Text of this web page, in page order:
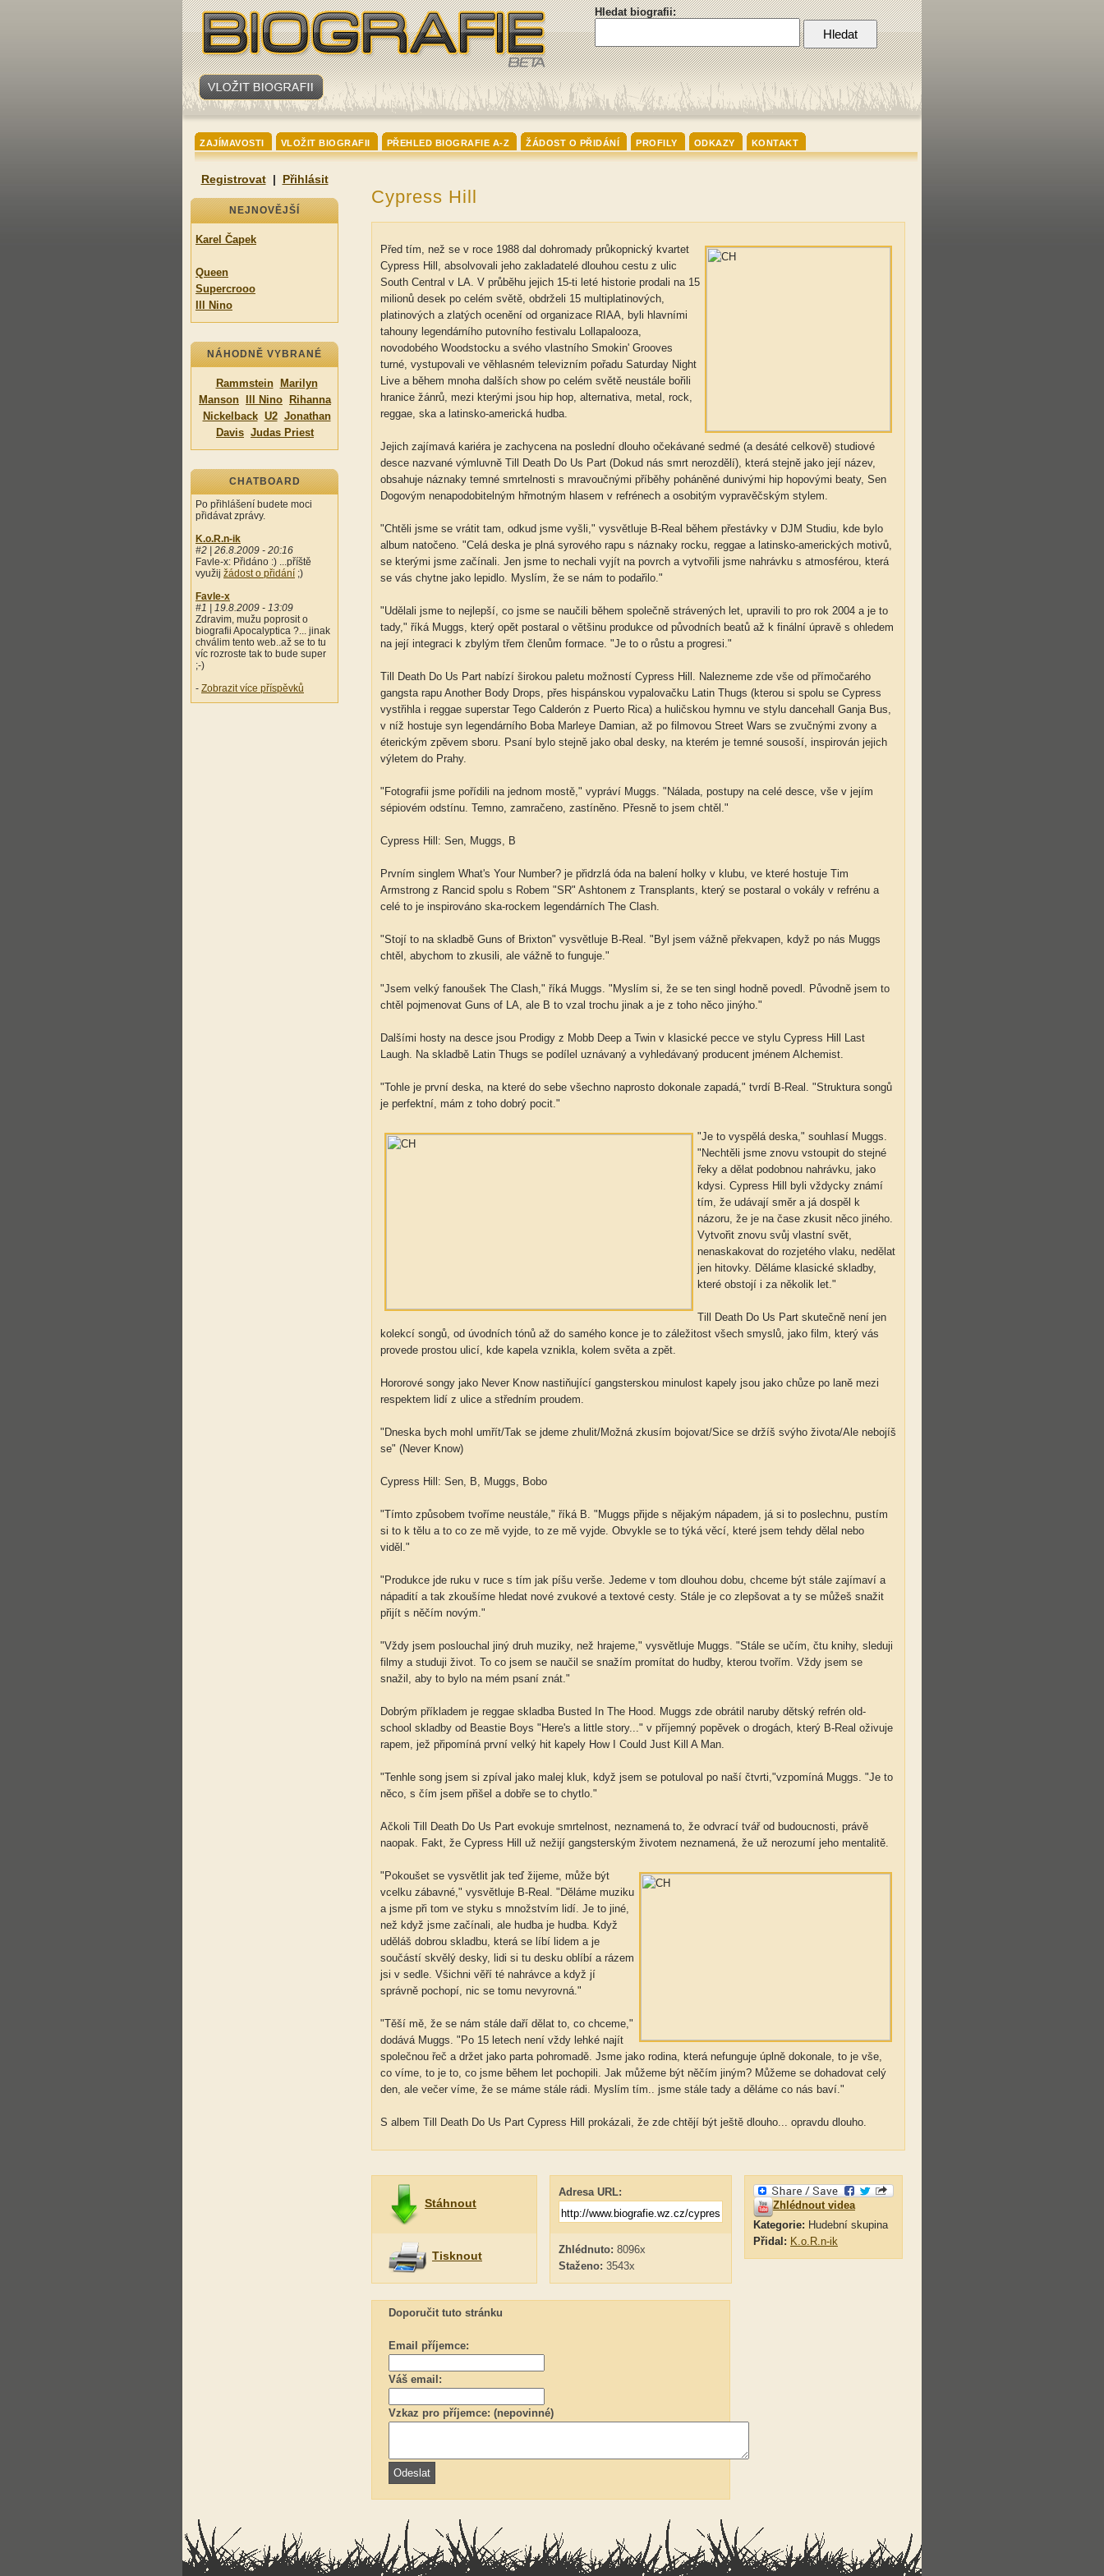
Hledat biografii:
ZAJÍMAVOSTI VLOŽIT BIOGRAFII PŘEHLED BIOGRAFIE A-Z ŽÁDOST O PŘIDÁNÍ PROFILY ODKAZY KONTAKT
Registrovat| Přihlásit
NEJNOVĚJŠÍ
Karel Čapek
Queen
Supercrooo
Ill Nino
NÁHODNĚ VYBRANÉ
Rammstein
Marilyn
Manson
Ill Nino
Rihanna
Nickelback U2 Jonathan
Davis Judas Priest
CHATBOARD
Po přihlášení budete moci
přidávat zprávy.
K.o.R.n-ik
#2 | 26.8.2009 - 20:16
Favle-x: Přidáno :) ...příště
využij žádost o přidání ;)
Favle-x
#1 | 19.8.2009 - 13:09
Zdravim, mužu poprosit o
biografii Apocalyptica ?... jinak
chválim tento web..až se to tu
víc rozroste tak to bude super
;-)
- Zobrazit více příspěvků
Cypress Hill
Před tím, než se v roce 1988 dal dohromady průkopnický kvartet
Cypress Hill, absolvovali jeho zakladatelé dlouhou cestu z ulic
South Central v LA. V průběhu jejich 15-ti leté historie prodali na 15
milionů desek po celém světě, obdrželi 15 multiplatinových,
platinových a zlatých ocenění od organizace RIAA, byli hlavními
tahouny legendárního putovního festivalu Lollapalooza,
novodobého Woodstocku a svého vlastního Smokin' Grooves
turné, vystupovali ve věhlasném televizním pořadu Saturday Night
Live a během mnoha dalších show po celém světě neustále bořili
hranice žánrů, mezi kterými jsou hip hop, alternativa, metal, rock,
reggae, ska a latinsko-americká hudba.
Jejich zajímavá kariéra je zachycena na poslední dlouho očekávané sedmé (a desáté celkově) studiové
desce nazvané výmluvně Till Death Do Us Part (Dokud nás smrt nerozdělí), která stejně jako její název,
obsahuje náznaky temné smrtelnosti s mravoučnými příběhy poháněné dunivými hip hopovými beaty, Sen
Dogovým nenapodobitelným hřmotným hlasem v refrénech a osobitým vypravěčským stylem.
"Chtěli jsme se vrátit tam, odkud jsme vyšli," vysvětluje B-Real během přestávky v DJM Studiu, kde bylo
album natočeno. "Celá deska je plná syrového rapu s náznaky rocku, reggae a latinsko-amerických motivů,
se kterými jsme začínali. Jen jsme to nechali vyjít na povrch a vytvořili jsme nahrávku s atmosférou, která
se vás chytne jako lepidlo. Myslím, že se nám to podařilo."
"Udělali jsme to nejlepší, co jsme se naučili během společně strávených let, upravili to pro rok 2004 a je to
tady," říká Muggs, který opět postaral o většinu produkce od původních beatů až k finální úpravě s ohledem
na její integraci k zbylým třem členům formace. "Je to o růstu a progresi."
Till Death Do Us Part nabízí širokou paletu možností Cypress Hill. Nalezneme zde vše od přímočarého
gangsta rapu Another Body Drops, přes hispánskou vypalovačku Latin Thugs (kterou si spolu se Cypress
vystřihla i reggae superstar Tego Calderón z Puerto Rica) a huličskou hymnu ve stylu dancehall Ganja Bus,
v níž hostuje syn legendárního Boba Marleye Damian, až po filmovou Street Wars se zvučnými zvony a
éterickým zpěvem sboru. Psaní bylo stejně jako obal desky, na kterém je temné sousoší, inspirován jejich
výletem do Prahy.
"Fotografii jsme pořídili na jednom mostě," vypráví Muggs. "Nálada, postupy na celé desce, vše v jejím
sépiovém odstínu. Temno, zamračeno, zastíněno. Přesně to jsem chtěl."
Cypress Hill: Sen, Muggs, B
Prvním singlem What's Your Number? je přidrzlá óda na balení holky v klubu, ve které hostuje Tim
Armstrong z Rancid spolu s Robem "SR" Ashtonem z Transplants, který se postaral o vokály v refrénu a
celé to je inspirováno ska-rockem legendárních The Clash.
"Stojí to na skladbě Guns of Brixton" vysvětluje B-Real. "Byl jsem vážně překvapen, když po nás Muggs
chtěl, abychom to zkusili, ale vážně to funguje."
"Jsem velký fanoušek The Clash," říká Muggs. "Myslím si, že se ten singl hodně povedl. Původně jsem to
chtěl pojmenovat Guns of LA, ale B to vzal trochu jinak a je z toho něco jinýho."
Dalšími hosty na desce jsou Prodigy z Mobb Deep a Twin v klasické pecce ve stylu Cypress Hill Last
Laugh. Na skladbě Latin Thugs se podílel uznávaný a vyhledávaný producent jménem Alchemist.
"Tohle je první deska, na které do sebe všechno naprosto dokonale zapadá," tvrdí B-Real. "Struktura songů
je perfektní, mám z toho dobrý pocit."
"Je to vyspělá deska," souhlasí Muggs.
"Nechtěli jsme znovu vstoupit do stejné
řeky a dělat podobnou nahrávku, jako
kdysi. Cypress Hill byli vždycky známí
tím, že udávají směr a já dospěl k
názoru, že je na čase zkusit něco jiného.
Vytvořit znovu svůj vlastní svět,
nenaskakovat do rozjetého vlaku, nedělat
jen hitovky. Děláme klasické skladby,
které obstojí i za několik let."
Till Death Do Us Part skutečně není jen
kolekcí songů, od úvodních tónů až do samého konce je to záležitost všech smyslů, jako film, který vás
provede prostou ulicí, kde kapela vznikla, kolem světa a zpět.
Hororové songy jako Never Know nastiňující gangsterskou minulost kapely jsou jako chůze po laně mezi
respektem lidí z ulice a středním proudem.
"Dneska bych mohl umřít/Tak se jdeme zhulit/Možná zkusím bojovat/Sice se držíš svýho života/Ale nebojíš
se" (Never Know)
Cypress Hill: Sen, B, Muggs, Bobo
"Tímto způsobem tvoříme neustále," říká B. "Muggs přijde s nějakým nápadem, já si to poslechnu, pustím
si to k tělu a to co ze mě vyjde, to ze mě vyjde. Obvykle se to týká věcí, které jsem tehdy dělal nebo
viděl."
"Produkce jde ruku v ruce s tím jak píšu verše. Jedeme v tom dlouhou dobu, chceme být stále zajímaví a
nápadití a tak zkoušíme hledat nové zvukové a textové cesty. Stále je co zlepšovat a ty se můžeš snažit
přijít s něčím novým."
"Vždy jsem poslouchal jiný druh muziky, než hrajeme," vysvětluje Muggs. "Stále se učím, čtu knihy, sleduji
filmy a studuji život. To co jsem se naučil se snažím promítat do hudby, kterou tvořím. Vždy jsem se
snažil, aby to bylo na mém psaní znát."
Dobrým příkladem je reggae skladba Busted In The Hood. Muggs zde obrátil naruby dětský refrén old-
school skladby od Beastie Boys "Here's a little story..." v příjemný popěvek o drogách, který B-Real oživuje
rapem, jež připomíná první velký hit kapely How I Could Just Kill A Man.
"Tenhle song jsem si zpíval jako malej kluk, když jsem se potuloval po naší čtvrti,"vzpomíná Muggs. "Je to
něco, s čím jsem přišel a dobře se to chytlo."
Ačkoli Till Death Do Us Part evokuje smrtelnost, neznamená to, že odvrací tvář od budoucnosti, právě
naopak. Fakt, že Cypress Hill už nežijí gangsterským životem neznamená, že už nerozumí jeho mentalitě.
"Pokoušet se vysvětlit jak teď žijeme, může být
vcelku zábavné," vysvětluje B-Real. "Děláme muziku
a jsme při tom ve styku s množstvím lidí. Je to jiné,
než když jsme začínali, ale hudba je hudba. Když
uděláš dobrou skladbu, která se líbí lidem a je
součástí skvělý desky, lidi si tu desku oblíbí a rázem
jsi v sedle. Všichni věří té nahrávce a když jí
správně pochopí, nic se tomu nevyrovná."
"Těší mě, že se nám stále daří dělat to, co chceme,"
dodává Muggs. "Po 15 letech není vždy lehké najít
společnou řeč a držet jako parta pohromadě. Jsme jako rodina, která nefunguje úplně dokonale, to je vše,
co víme, to je to, co jsme během let pochopili. Jak můžeme být něčím jiným? Můžeme se dohadovat celý
den, ale večer víme, že se máme stále rádi. Myslím tím.. jsme stále tady a děláme co nás baví."
S albem Till Death Do Us Part Cypress Hill prokázali, že zde chtějí být ještě dlouho... opravdu dlouho.
Stáhnout
Tisknout
Adresa URL:
Zhlédnuto: 8096x
Staženo: 3543x
Zhlédnout videa
Kategorie: Hudební skupina
Přidal: K.o.R.n-ik
Doporučit tuto stránku
Email příjemce:
Váš email:
Vzkaz pro příjemce: (nepovinné)